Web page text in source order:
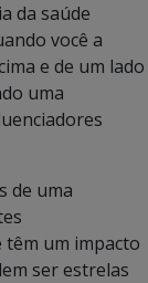
da saúde
você a
e de um lado
uma
de uma
têm um impacto
ser estrelas